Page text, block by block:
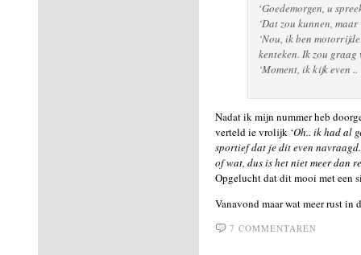
‘Goedemorgen, u
‘Dat zou kunnen,
‘Nou, ik ben
kenteken. Ik zou
‘Moment, ik kijk even
Nadat ik mijn nummer heb
verteld ie vrolijk ‘Oh.. ik had al
sportief dat je dit even navraagd.
of wat, dus is het niet meer dan
Opgelucht dat dit mooi met een
Vanavond maar wat meer rust in
7 COMMENTAREN